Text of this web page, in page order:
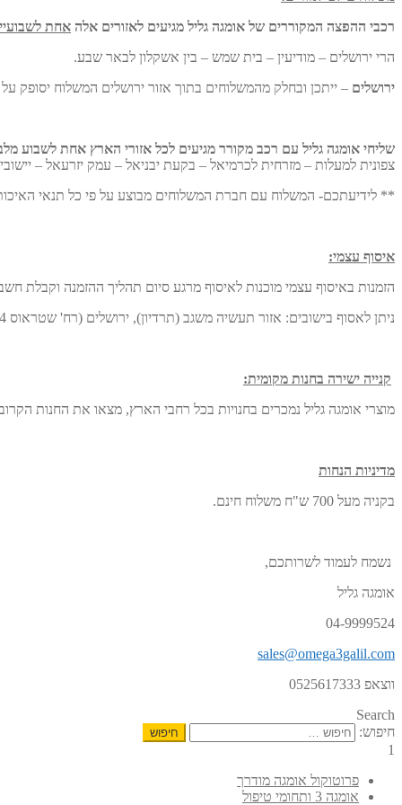
רכבי ההפצה המקוררים של אומגה גליל מגיעים לאזורים אלה אחת
הרי ירושלים – מודיעין – בית שמש – בין אשקלון לבאר שבע.
ירושלים – ייתכן ובחלק מהמשלוחים בתוך אזור ירושלים המשלוח יסופק
שליחי אומגה גליל עם רכב מקורר מגיעים לכל אזורי הארץ אחת לשבוע
צפונית למעלות – מזרחית לכרמיאל – בקעת יבניאל – עמק יזרעאל –
** לידיעתכם- המשלוח עם חברת המשלוחים מבוצע על פי כל תנאי האיכות של אומגה גליל, אך
איסוף עצמי:
הזמנות באיסוף עצמי מוכנות לאיסוף מרגע סיום תהליך ההזמנה וקבלת
ניתן לאסוף בישובים: אזור תעשיה משגב (תרדיון), ירושלים (רח' שטראוס 34 חנות טוב הטבע), קיבוץ מזרע, קצרין.
קנייה ישירה בחנות מקומית:
מוצרי אומגה גליל נמכרים בחנויות בכל רחבי הארץ, מצאו את החנות
מדיניות הנחות
בקניה מעל 700 ש"ח משלוח חינם.
נשמח לעמוד לשרותכם,
אומגה גליל
04-9999524
sales@omega3galil.com
ווצאפ 0525617333
Search
חיפוש:
1
פרוטוקול אומגה מודרך
אומגה 3 ותחומי טיפול